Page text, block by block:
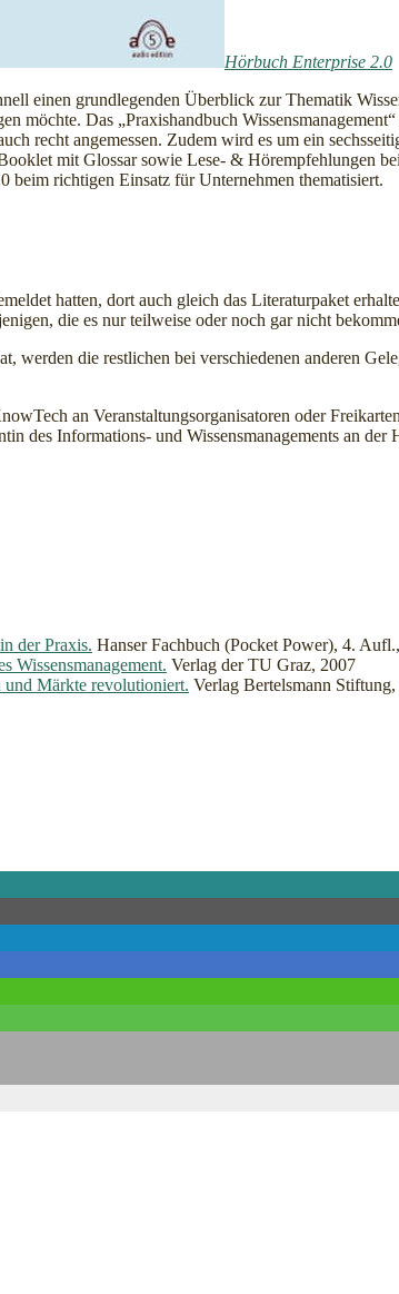
Hörbuch Enterprise 2.0
einen grundlegenden Überblick zur Thematik
möchte. Das „Praxishandbuch
recht angemessen. Zudem wird es um ein
mit Glossar sowie Lese- & Hörempfehlungen
richtigen Einsatz für Unternehmen thematisiert.
hatten, dort auch gleich das Literaturpaket
die es nur teilweise oder noch gar nicht
die restlichen bei verschiedenen anderen
an Veranstaltungsorganisatoren oder
des Informations- und Wissensmanagements an
der Praxis. Hanser Fachbuch (Pocket Power), 4.
Wissensmanagement. Verlag der TU Graz, 2007
und Märkte revolutioniert. Verlag Bertelsmann